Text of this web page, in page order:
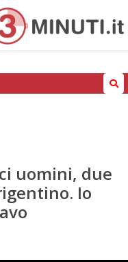
Categorie
uomini, due
Io